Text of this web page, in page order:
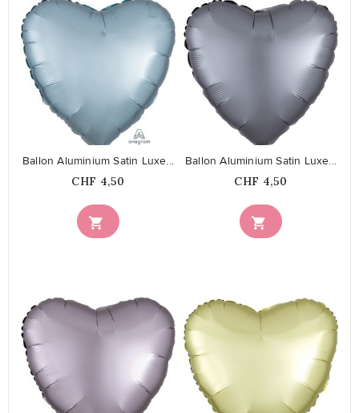
favorite_border

Ballon Aluminium Satin Luxe...
Prix
CHF 4,50
favorite_border

Ballon Aluminium Satin Luxe...
Prix
CHF 4,50
favorite_border favorite_border